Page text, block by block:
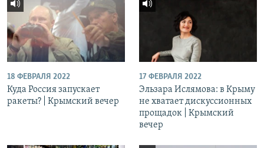
18 ФЕВРАЛЯ 2022
Куда Россия запускает
ракеты? | Крымский вечер
17 ФЕВРАЛЯ 2022
Эльзара Ислямова: в Крыму
не хватает дискуссионных
прощадок | Крымский
вечер